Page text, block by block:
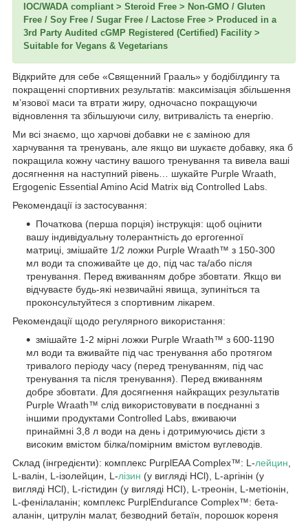
IOC/WADA compliant > Steroid Free > Non-GMO / Gluten
Free / Soy Free / Sugar Free / Lactose Free > Produced in a
3rd Party Audited cGMP Registered (Certified) Facility >
Suitable for Vegans & Vegetarians
Відкрийте для себе «Священний Грааль» у бодібілдингу та
покращенні спортивних результатів: максимізація збільшення
м’язової маси та втрати жиру, одночасно покращуючи
відновлення та збільшуючи силу, витривалість та енергію.
Ми всі знаємо, що харчові добавки не є заміною для
харчування та тренувань, але якщо ви шукаєте добавку, яка б
покращила кожну частину вашого тренування та вивела ваші
досягнення на наступний рівень… шукайте Purple Wraath,
Ergogenic Essential Amino Acid Matrix від Controlled Labs.
Рекомендації із застосування:
Початкова (перша порція) інструкція: щоб оцінити
вашу індивідуальну толерантність до ергогенної
матриці, змішайте 1/2 ложки Purple Wraath™ з 150-300
мл води та споживайте це до, під час та/або після
тренування. Перед вживанням добре збовтати. Якщо ви
відчуваєте будь-які незвичайні явища, зупиніться та
проконсультуйтеся з спортивним лікарем.
Рекомендації щодо регулярного використання:
змішайте 1-2 мірні ложки Purple Wraath™ з 600-1190
мл води та вживайте під час тренування або протягом
тривалого періоду часу (перед тренуванням, під час
тренування та після тренування). Перед вживанням
добре збовтати. Для досягнення найкращих результатів
Purple Wraath™ слід використовувати в поєднанні з
іншими продуктами Controlled Labs, вживаючи
принаймні 3,8 л води на день і дотримуючись дієти з
високим вмістом білка/помірним вмістом вуглеводів.
Склад (інгредієнти): комплекс PurplEAA Complex™: L-лейцин,
L-валін, L-ізолейцин, L-лізин (у вигляді HCl), L-аргінін (у
вигляді HCl), L-гістидин (у вигляді HCI), L-треонін, L-метіонін,
L-фенілаланін; комплекс PurplEndurance Complex™: бета-
аланін, цитрулін малат, безводний бетаїн, порошок кореня